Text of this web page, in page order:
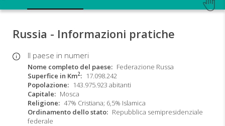
Russia - Informazioni pratiche
Il paese in numeri
Nome completo del paese
Federazione Russa
Superfice in Km2
17.098.242
Popolazione
143.975.923 abitanti
Capitale
Mosca
Religione
47% Cristiana; 6,5% Islamica
Ordinamento dello stato
Repubblica semipresidenziale
federale